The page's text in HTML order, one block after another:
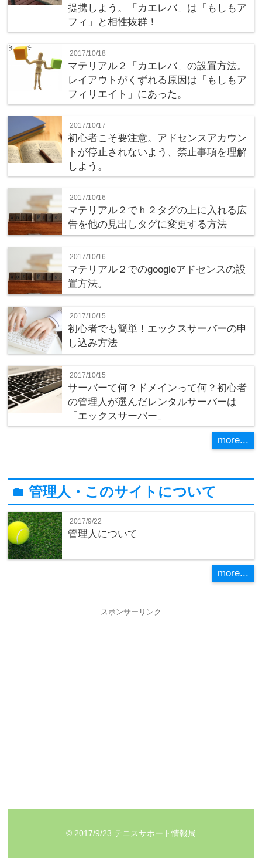
提携しよう。「カエレバ」は「もしもア
フィ」と相性抜群！
2017/10/18
マテリアル２「カエレバ」の設置方法。
レイアウトがくずれる原因は「もしもア
フィリエイト」にあった。
2017/10/17
初心者こそ要注意。アドセンスアカウン
トが停止されないよう、禁止事項を理解
しよう。
2017/10/16
マテリアル２でｈ２タグの上に入れる広
告を他の見出しタグに変更する方法
2017/10/16
マテリアル２でのgoogleアドセンスの設
置方法。
2017/10/15
初心者でも簡単！エックスサーバーの申
し込み方法
2017/10/15
サーバーて何？ドメインって何？初心者
の管理人が選んだレンタルサーバーは
「エックスサーバー」
more...
folder管理人・このサイトについて
2017/9/22
管理人について
more...
スポンサーリンク
© 2017/9/23 テニスサポート情報局